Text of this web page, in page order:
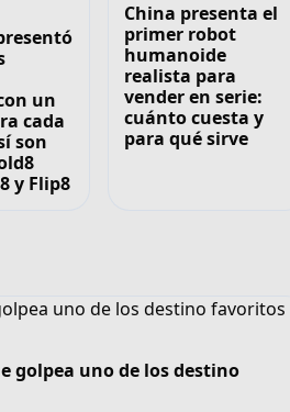
un
cada
son
y Flip8
China presenta el
primer robot
humanoide
realista para
vender en serie:
cuánto cuesta y
para qué sirve
golpea uno de los destino